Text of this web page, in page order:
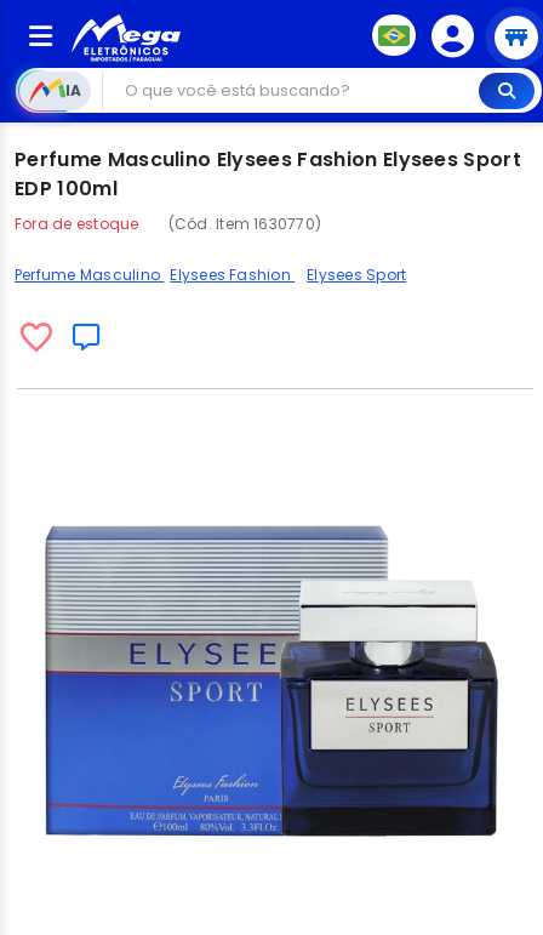
IA
Perfume Masculino Elysees Fashion Elysees Sport
EDP 100ml
Fora de estoque (Cód. Item 1630770)
Perfume Masculino Elysees Fashion Elysees Sport